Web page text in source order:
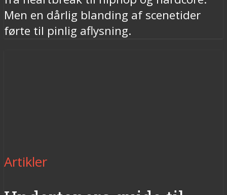
Men en dårlig blanding af scenetider
førte til pinlig aflysning.
Artikler